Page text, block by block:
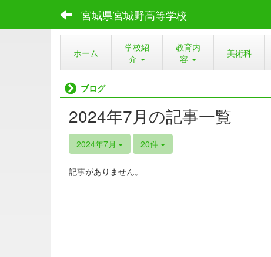
宮城県宮城野高等学校
ホーム
学校紹
介
教育内
容
美術科
ブログ
2024年7月の記事一覧
2024年7月 20件
記事がありません。